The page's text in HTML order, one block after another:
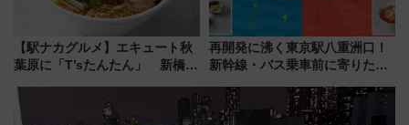
【駅ナカグルメ】エキュート秋
葉原に「T’sたんたん」 新橋に
饅」、オムライス専門店「肉と
たまご」新グルメ続々登場！
再開発に沸く東京駅八重洲口！
新幹線・バス乗車前に寄りたい
やり＆スタミナグルメ」6選【新
店舗も！】